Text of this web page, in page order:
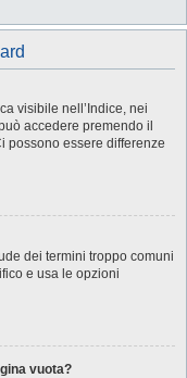
visibile nell’Indice, nei
accedere premendo il
possono essere differenze
dei termini troppo comuni
e usa le opzioni
vuota?